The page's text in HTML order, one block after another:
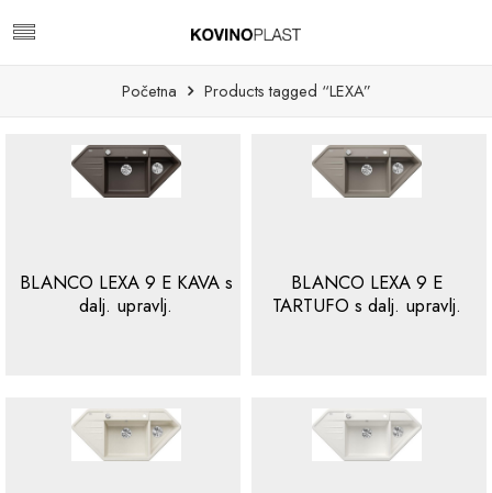
Početna Products tagged “LEXA”
BLANCO LEXA 9 E KAVA s
dalj. upravlj.
BLANCO LEXA 9 E
TARTUFO s dalj. upravlj.